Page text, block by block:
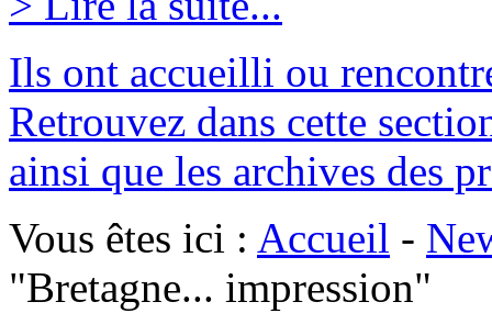
Ils ont accueilli ou
Retrouvez dans cette
ainsi que les archives des
Vous êtes ici : Accueil -
"Bretagne... impression"